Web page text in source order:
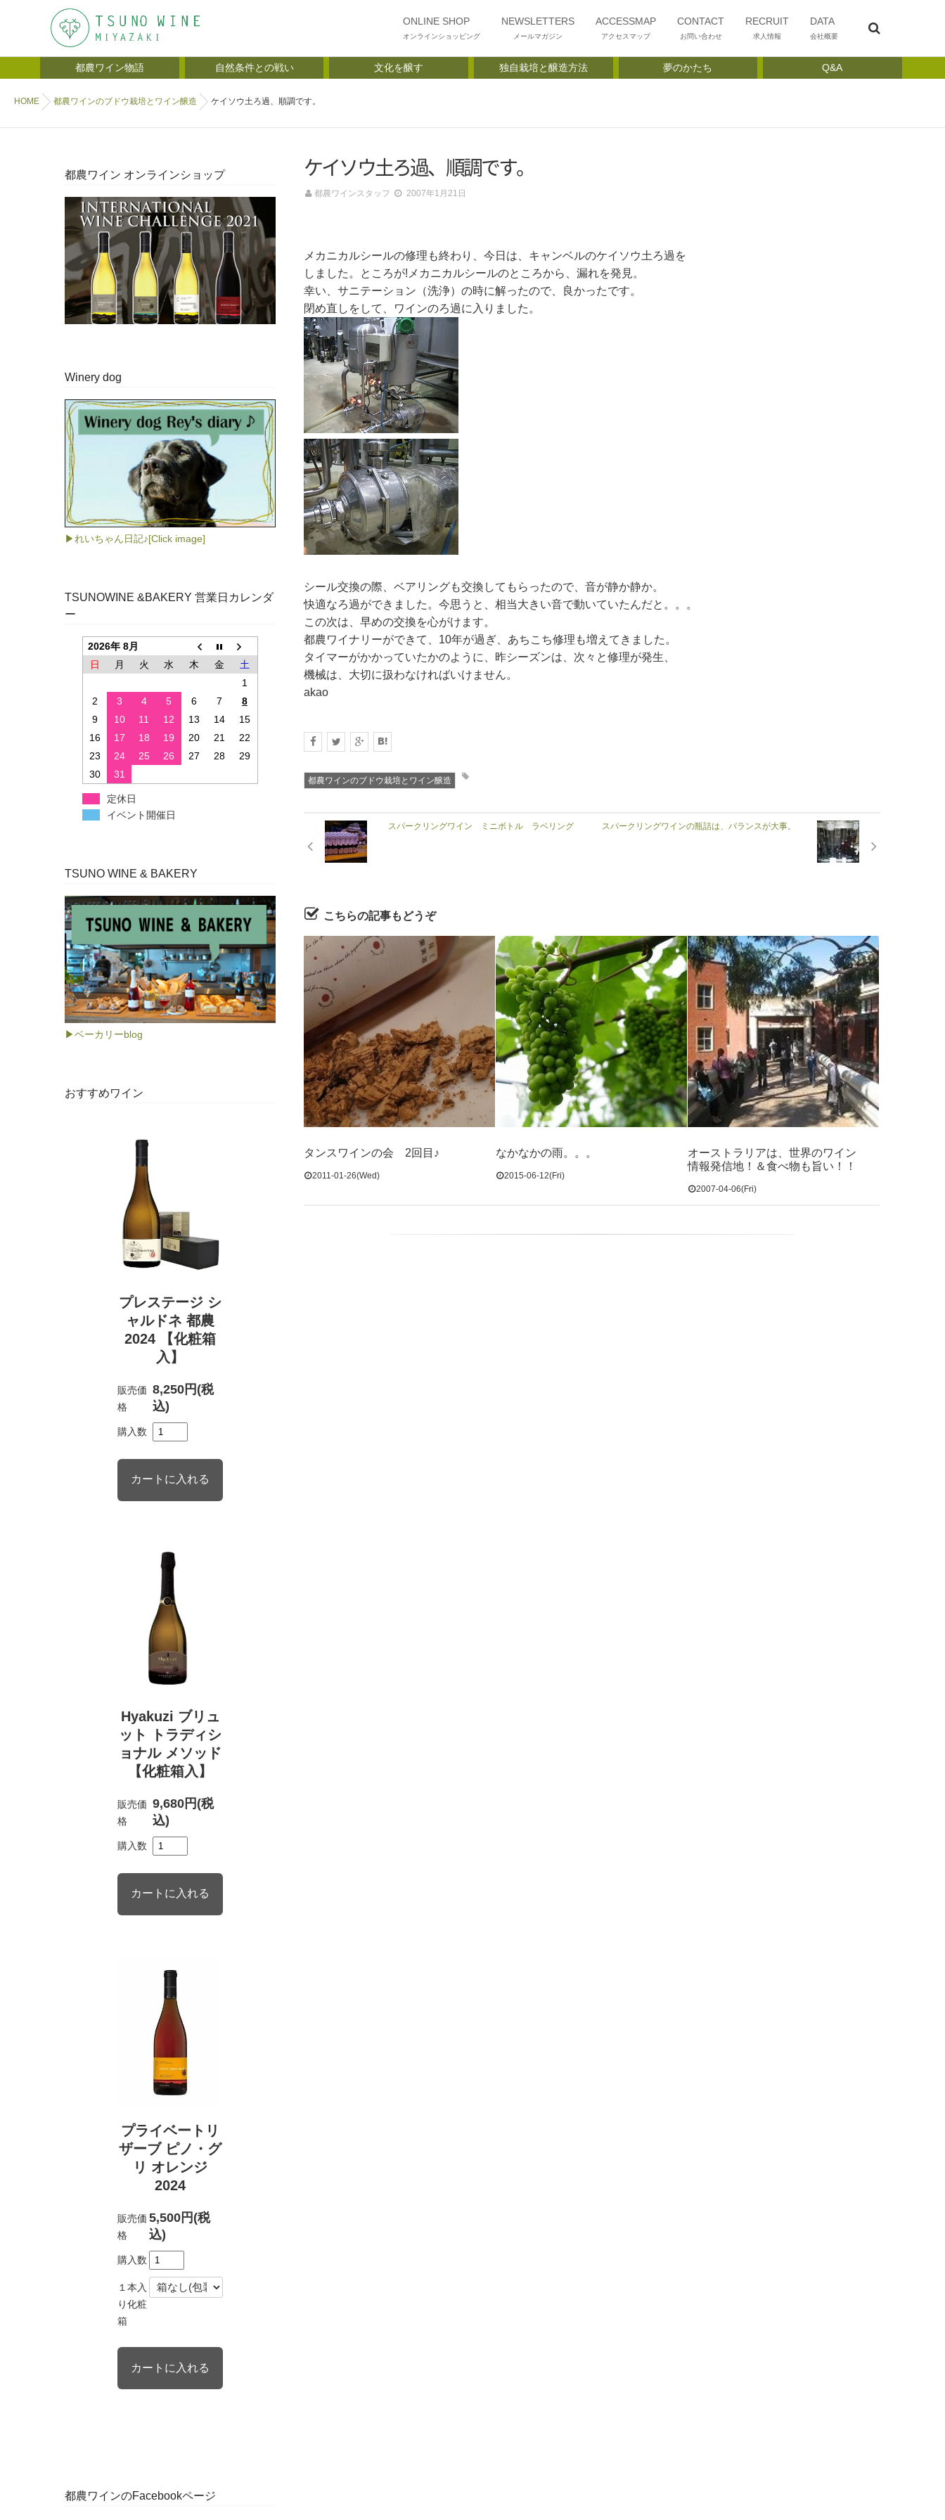
ONLINE SHOP
オンラインショッピング
NEWSLETTERS
メールマガジン
ACCESSMAP
アクセスマップ
CONTACT
お問い合わせ
RECRUIT
求人情報
DATA
会社概要
都農ワイン物語 自然条件との戦い 文化を醸す 独自栽培と醸造方法 夢のかたち Q&A
HOME 都農ワインのブドウ栽培とワイン醸造 ケイソウ土ろ過、順調です。
ケイソウ土ろ過、順調です。
都農ワインスタッフ 2007年1月21日
メカニカルシールの修理も終わり、今日は、キャンベルのケイソウ土ろ過を
しました。ところが!メカニカルシールのところから、漏れを発見。
幸い、サニテーション（洗浄）の時に解ったので、良かったです。
閉め直しをして、ワインのろ過に入りました。
シール交換の際、ベアリングも交換してもらったので、音が静か静か。
快適なろ過ができました。今思うと、相当大きい音で動いていたんだと。。。
この次は、早めの交換を心がけます。
都農ワイナリーができて、10年が過ぎ、あちこち修理も増えてきました。
タイマーがかかっていたかのように、昨シーズンは、次々と修理が発生、
機械は、大切に扱わなければいけません。
akao
都農ワインのブドウ栽培とワイン醸造
スパークリングワイン ミニボトル ラベリング スパークリングワインの瓶詰は、バランスが大事。
こちらの記事もどうぞ
タンスワインの会 2回目♪
2011-01-26(Wed)
なかなかの雨。。。
2015-06-12(Fri)
オーストラリアは、世界のワイン
情報発信地！＆食べ物も旨い！！
2007-04-06(Fri)
都農ワイン オンラインショップ
Winery dog
▶れいちゃん日記♪[Click image]
TSUNOWINE &BAKERY 営業日カレンダ
ー
2026年 8月
日
月 火 水 木 金
土
1
2
3 4 5 6 7
8
9
10 11 12 13 14
15
16
17 18 19 20 21
22
23
24 25 26 27 28
29
30
31
定休日
イベント開催日
TSUNO WINE & BAKERY
▶ベーカリーblog
おすすめワイン
プレステージ シ
ャルドネ 都農
2024 【化粧箱
入】
販売価
格
8,250円(税
込)
購入数
Hyakuzi ブリュ
ット トラディシ
ョナル メソッド
【化粧箱入】
販売価
格
9,680円(税
込)
購入数
プライベートリ
ザーブ ピノ・グ
リ オレンジ
2024
販売価
格
5,500円(税
込)
購入数
１本入
り化粧
箱
都農ワインのFacebookページ